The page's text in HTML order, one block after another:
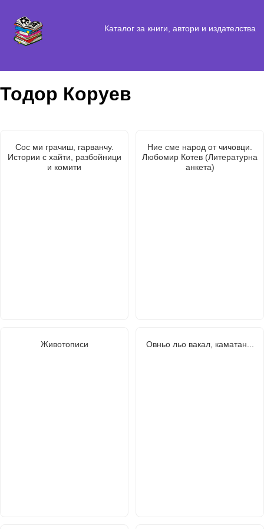
Каталог за книги, автори и издателства
Тодор Коруев
Сос ми грачиш, гарванчу.
Истории с хайти, разбойници
и комити
Ние сме народ от чичовци.
Любомир Котев (Литературна
анкета)
Животописи Овньо льо вакал, каматан...